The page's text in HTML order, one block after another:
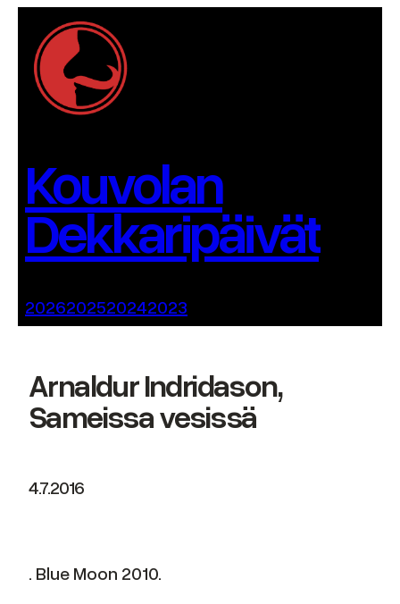
sisältöön
Kouvolan
Dekkaripäivät
2026202520242023
Arnaldur Indridason,
Sameissa vesissä
4.7.2016
. Blue Moon 2010.